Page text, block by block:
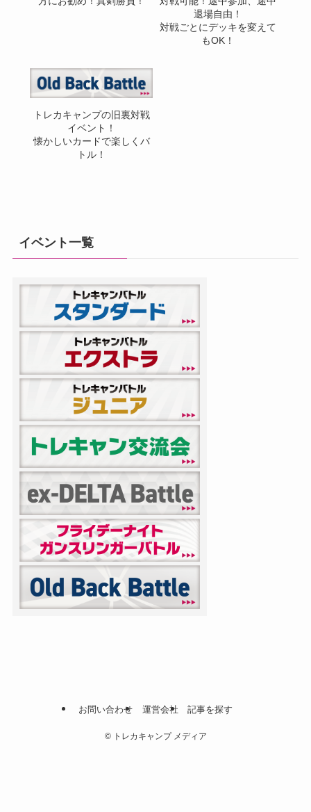
退場自由！
対戦ごとにデッキを変えて
もOK！
トレカキャンプの旧裏対戦
イベント！
懐かしいカードで楽しくバ
トル！
イベント一覧
お問い合わせ 運営会社 記事を探す
©トレカキャンプ メディア